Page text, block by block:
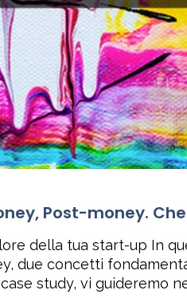
Post-money.
della tua start-up In
due concetti
study, vi guideremo